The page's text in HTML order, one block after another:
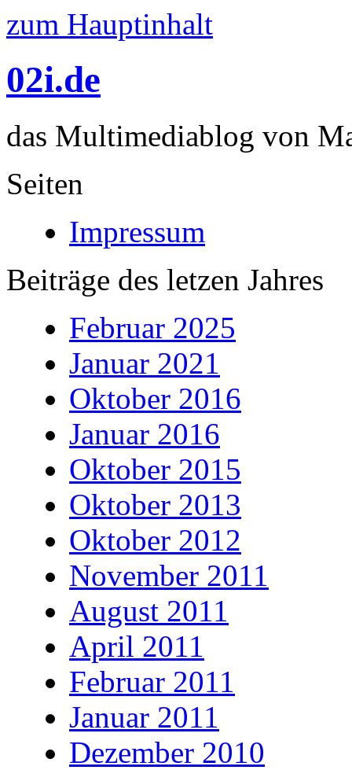
zum Hauptinhalt
02i.de
das Multimediablog von
Seiten
Impressum
Beiträge des letzen Jahres
Februar 2025
Januar 2021
Oktober 2016
Januar 2016
Oktober 2015
Oktober 2013
Oktober 2012
November 2011
August 2011
April 2011
Februar 2011
Januar 2011
Dezember 2010